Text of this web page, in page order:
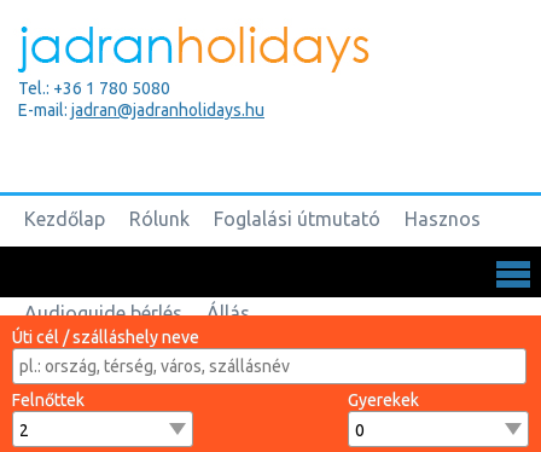
Tel.: +36 1 780 5080
E-mail: jadran@jadranholidays.hu
Kezdőlap Rólunk Foglalási útmutató Hasznos
Audioguide bérlés Állás
Úti cél / szálláshely neve
Felnőttek Gyerekek